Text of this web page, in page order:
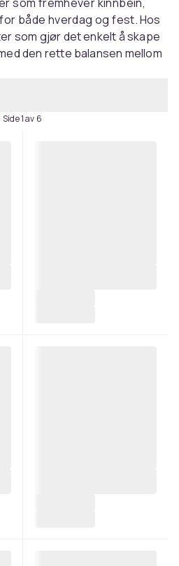
både hverdag og fest. Hos
som gjør det enkelt å skape
den rette balansen mellom
Side 1 av 6